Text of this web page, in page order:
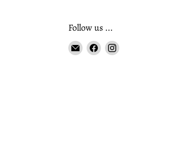
Follow us ...
EmailFindenFinden